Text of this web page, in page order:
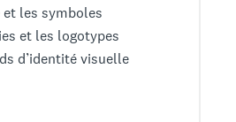
et les symboles
et les logotypes
d’identité visuelle